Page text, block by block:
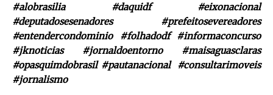
#alobrasilia #daquidf #eixonacional
#deputadosesenadores #prefeitosevereadores
#entendercondominio #folhadodf #informaconcurso
#jknoticias #jornaldoentorno #maisaguasclaras
#opasquimdobrasil #pautanacional #consultarimoveis
#jornalismo